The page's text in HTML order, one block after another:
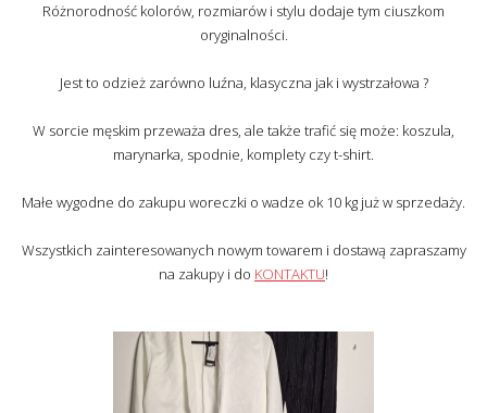
Różnorodność kolorów, rozmiarów i stylu dodaje tym ciuszkom
oryginalności.
Jest to odzież zarówno luźna, klasyczna jak i wystrzałowa ?
W sorcie męskim przeważa dres, ale także trafić się może: koszula,
marynarka, spodnie, komplety czy t-shirt.
Małe wygodne do zakupu woreczki o wadze ok 10 kg już w sprzedaży.
Wszystkich zainteresowanych nowym towarem i dostawą zapraszamy
na zakupy i do KONTAKTU!